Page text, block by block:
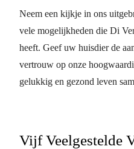
Neem een kijkje in ons
vele mogelijkheden die Di
heeft. Geef uw huisdier de
vertrouw op onze
gelukkig en gezond leven
Vijf Veelgestelde